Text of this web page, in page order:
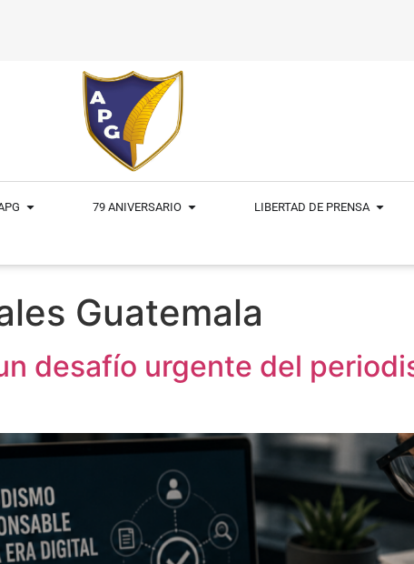
79 ANIVERSARIO LIBERTAD DE PRENSA
Guatemala
desafío urgente del